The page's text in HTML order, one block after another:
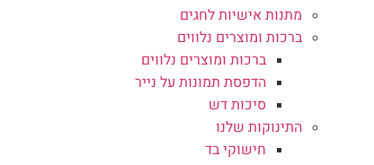
מתנות אישיות לחגים
ברכות ומוצרים נלווים
ברכות ומוצרים נלווים
הדפסת תמונות על נייר
סיכות דש
התינוקות שלנו
חישוקי בד